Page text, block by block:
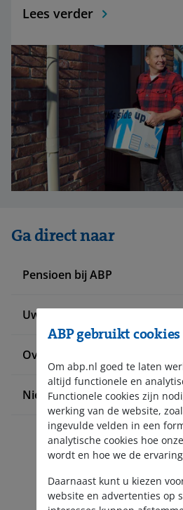
Lees verder
Ga direct naar
Pensioen bij ABP
Uw situatie verandert
Over ABP
Nieuws en pers
ABP gebruikt cookies
Om abp.nl goed te laten
altijd functionele en
Functionele cookies zijn
werking van de website,
ingevulde velden in een
analytische cookies hoe
wordt en hoe we de
Daarnaast kunt u kiezen
website en advertenties op